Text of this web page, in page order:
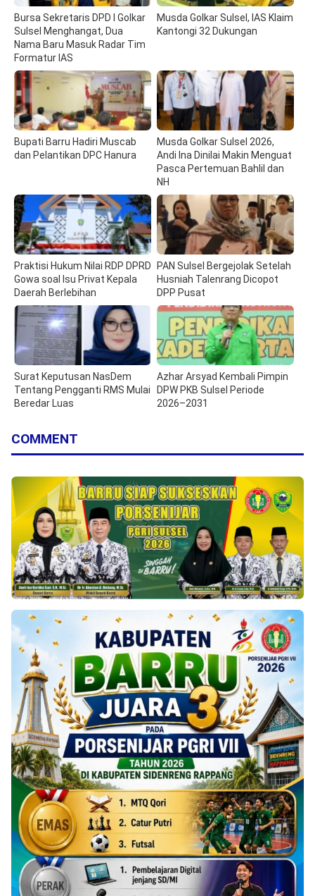
Bursa Sekretaris DPD I Golkar
Sulsel Menghangat, Dua
Nama Baru Masuk Radar Tim
Formatur IAS
Musda Golkar Sulsel, IAS Klaim
Kantongi 32 Dukungan
Bupati Barru Hadiri Muscab
dan Pelantikan DPC Hanura
Musda Golkar Sulsel 2026,
Andi Ina Dinilai Makin Menguat
Pasca Pertemuan Bahlil dan
NH
Praktisi Hukum Nilai RDP DPRD
Gowa soal Isu Privat Kepala
Daerah Berlebihan
PAN Sulsel Bergejolak Setelah
Husniah Talenrang Dicopot
DPP Pusat
Surat Keputusan NasDem
Tentang Pengganti RMS Mulai
Beredar Luas
Azhar Arsyad Kembali Pimpin
DPW PKB Sulsel Periode
2026–2031
COMMENT